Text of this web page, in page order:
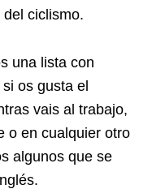
ciclismo.
una lista con
os gusta el
vais al trabajo,
o en cualquier otro
algunos que se